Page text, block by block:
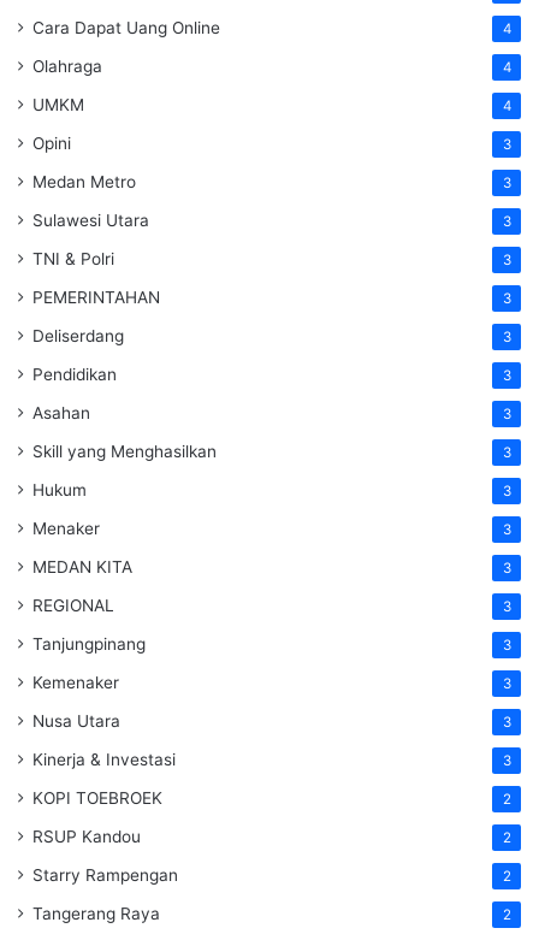
Cara Dapat Uang Online 4
Olahraga 4
UMKM 4
Opini 3
Medan Metro 3
Sulawesi Utara 3
TNI & Polri 3
PEMERINTAHAN 3
Deliserdang 3
Pendidikan 3
Asahan 3
Skill yang Menghasilkan 3
Hukum 3
Menaker 3
MEDAN KITA 3
REGIONAL 3
Tanjungpinang 3
Kemenaker 3
Nusa Utara 3
Kinerja & Investasi 3
KOPI TOEBROEK 2
RSUP Kandou 2
Starry Rampengan 2
Tangerang Raya 2